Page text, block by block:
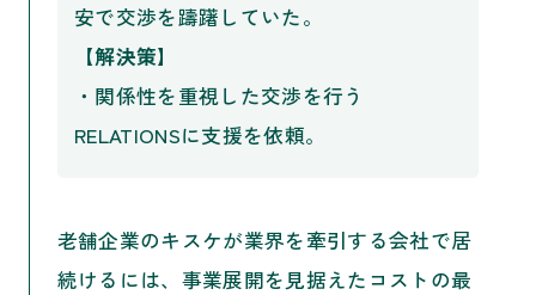
安で交渉を躊躇していた。
【解決策】
・関係性を重視した交渉を行う
RELATIONSに支援を依頼。
老舗企業のキスケが業界を牽引する会社で居
続けるには、事業展開を見据えたコストの最